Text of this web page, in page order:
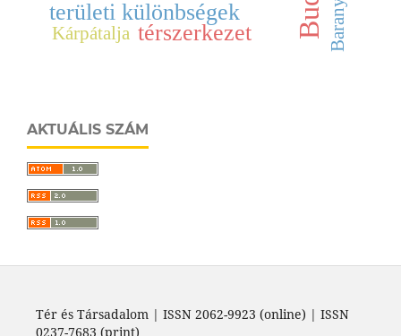
területi különbségek
térszerkezet
Kárpátalja
AKTUÁLIS SZÁM
Tér és Társadalom | ISSN 2062-9923 (online) | ISSN
0237-7683 (print)